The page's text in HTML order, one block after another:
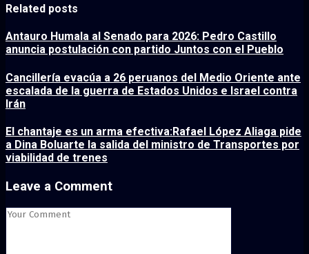
Related posts
Antauro Humala al Senado para 2026: Pedro Castillo
anuncia postulación con partido Juntos con el Pueblo
Cancillería evacúa a 26 peruanos del Medio Oriente ante
escalada de la guerra de Estados Unidos e Israel contra
Irán
El chantaje es un arma efectiva:Rafael López Aliaga pide
a Dina Boluarte la salida del ministro de Transportes por
viabilidad de trenes
Leave a Comment